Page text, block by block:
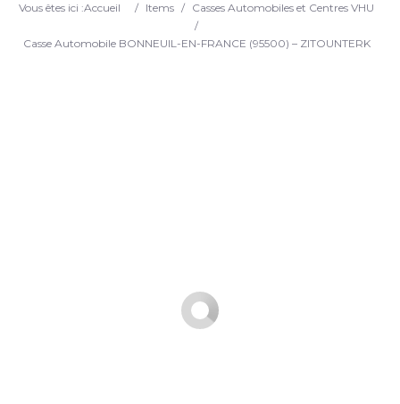
Vous êtes ici :Accueil / Items / Casses Automobiles et Centres VHU
/
Casse Automobile BONNEUIL-EN-FRANCE (95500) – ZITOUNTERK